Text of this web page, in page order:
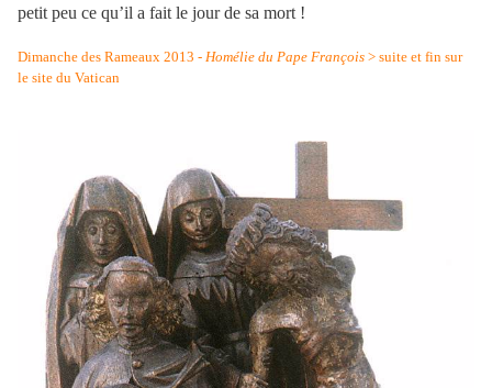
petit peu ce qu’il a fait le jour de sa mort !
Dimanche des Rameaux 2013 - Homélie du Pape François > suite et fin sur
le site du Vatican